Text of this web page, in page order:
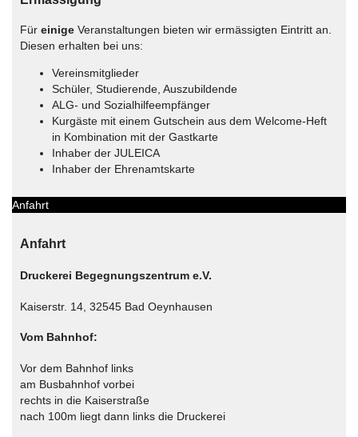
Für einige Veranstaltungen bieten wir ermässigten Eintritt an.
Diesen erhalten bei uns:
Vereinsmitglieder
Schüler, Studierende, Auszubildende
ALG- und Sozialhilfeempfänger
Kurgäste mit einem Gutschein aus dem Welcome-Heft
in Kombination mit der Gastkarte
Inhaber der JULEICA
Inhaber der Ehrenamtskarte
Anfahrt
Anfahrt
Druckerei Begegnungszentrum e.V.
Kaiserstr. 14, 32545 Bad Oeynhausen
Vom Bahnhof:
Vor dem Bahnhof links
am Busbahnhof vorbei
rechts in die Kaiserstraße
nach 100m liegt dann links die Druckerei